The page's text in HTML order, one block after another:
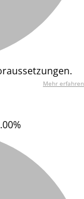
Mehr erfahren